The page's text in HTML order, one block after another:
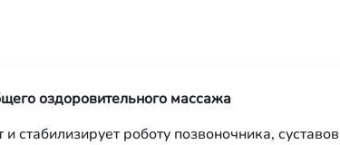
оздоровительного массажа
стабилизирует роботу позвоночника,